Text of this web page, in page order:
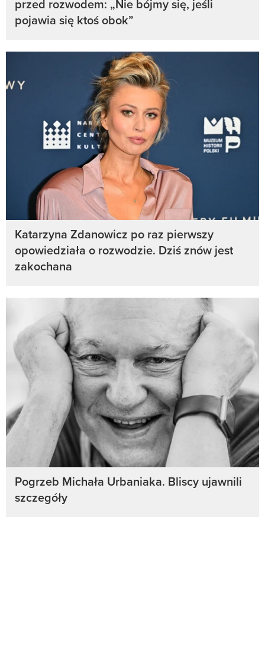
przed rozwodem: „Nie bójmy się, jeśli
pojawia się ktoś obok”
Katarzyna Zdanowicz po raz pierwszy
opowiedziała o rozwodzie. Dziś znów jest
zakochana
Pogrzeb Michała Urbaniaka. Bliscy ujawnili
szczegóły